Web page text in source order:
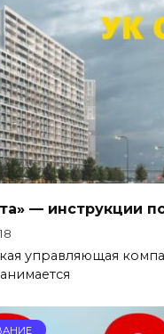
— инструкции
управляющая